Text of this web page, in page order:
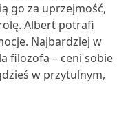
go za uprzejmość,
Albert potrafi
Najbardziej w
filozofa – ceni sobie
w przytulnym,